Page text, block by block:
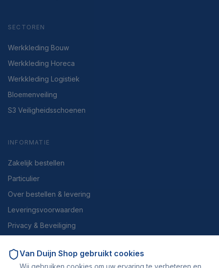
SECTOREN
Werkkleding Bouw
Werkkleding Horeca
Werkkleding Logistiek
Bloemenveiling
S3 Veiligheidsschoenen
INFORMATIE
Zakelijk bestellen
Particulier
Over bestellen & levering
Leveringsvoorwaarden
Privacy & Beveiliging
Over ons
Van Duijn Shop gebruikt cookies
Wij gebruiken cookies om uw ervaring te verbeteren en